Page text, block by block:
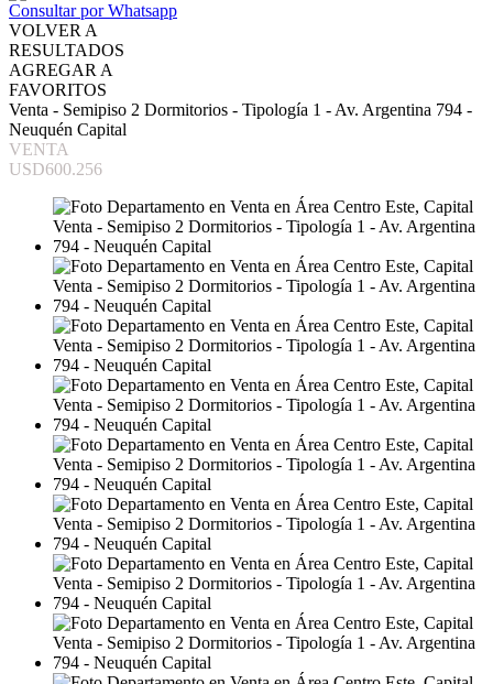
Consultar por Whatsapp
VOLVER A
RESULTADOS
AGREGAR A
FAVORITOS
Venta - Semipiso 2 Dormitorios - Tipología 1 - Av. Argentina 794 -
Neuquén Capital
VENTA
USD600.256